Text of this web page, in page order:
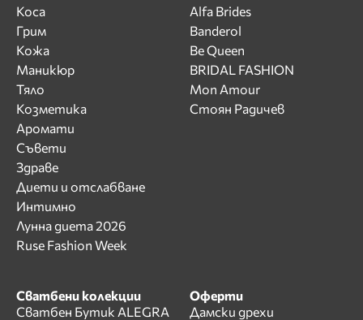
Коса
Грим
Кожа
Маникюр
Тяло
Козметика
Аромати
Съвети
Здраве
Диети и отслабване
Интимно
Лунна диета 2026
Ruse Fashion Week
Alfa Brides
Banderol
Be Queen
BRIDAL FASHION
Mon Amour
Стоян Радичев
Сватбени колекции
Сватбен Бутик ALEGRA
Оферти
Дамски дрехи